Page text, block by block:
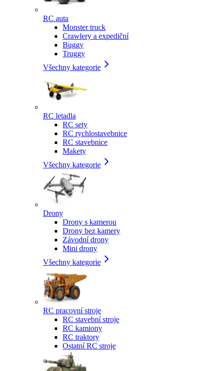
RC auta
Monster truck
Crawlery a expediční
Buggy
Truggy
Všechny kategorie
RC letadla
RC sety
RC rychlostavebnice
RC stavebnice
Makety
Všechny kategorie
Drony
Drony s kamerou
Drony bez kamery
Závodní drony
Mini drony
Všechny kategorie
RC pracovní stroje
RC stavební stroje
RC kamiony
RC traktory
Ostatní RC stroje